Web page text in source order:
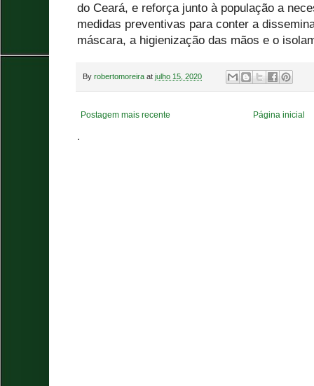
do Ceará, e reforça junto à população a
medidas preventivas para conter a
máscara, a higienização das mãos e o
By robertomoreira at julho 15, 2020
Postagem mais recente Página inicial
.